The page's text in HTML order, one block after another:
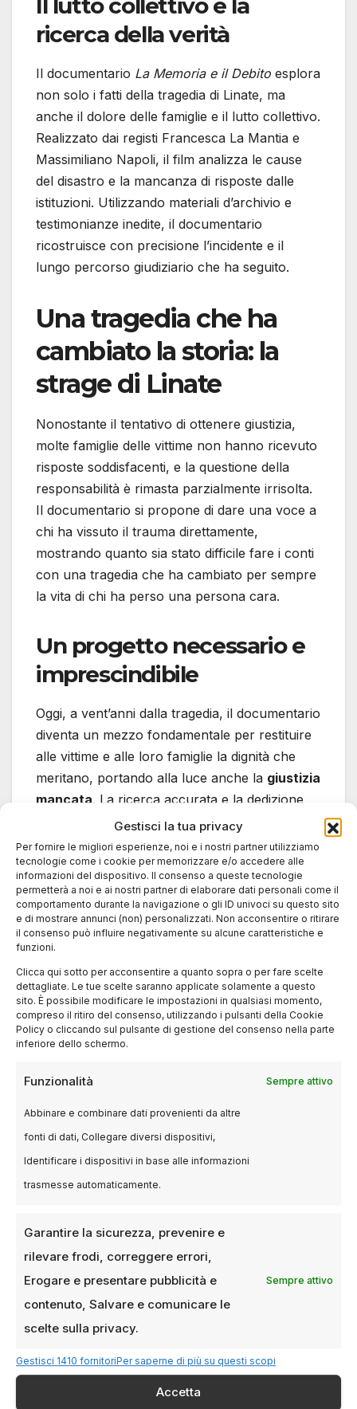
Gestisci la tua privacy
Per fornire le migliori esperienze, noi e i nostri partner utilizziamo
tecnologie come i cookie per memorizzare e/o accedere alle
informazioni del dispositivo. Il consenso a queste tecnologie
permetterà a noi e ai nostri partner di elaborare dati personali come il
comportamento durante la navigazione o gli ID univoci su questo sito
e di mostrare annunci (non) personalizzati. Non acconsentire o ritirare
il consenso può influire negativamente su alcune caratteristiche e
funzioni.
Clicca qui sotto per acconsentire a quanto sopra o per fare scelte
dettagliate. Le tue scelte saranno applicate solamente a questo
sito. È possibile modificare le impostazioni in qualsiasi momento,
compreso il ritiro del consenso, utilizzando i pulsanti della Cookie
Policy o cliccando sul pulsante di gestione del consenso nella parte
inferiore dello schermo.
Funzionalità Sempre attivo
Abbinare e combinare dati provenienti da altre
fonti di dati, Collegare diversi dispositivi,
Identificare i dispositivi in base alle informazioni
trasmesse automaticamente.
Garantire la sicurezza, prevenire e
rilevare frodi, correggere errori,
Erogare e presentare pubblicità e
contenuto, Salvare e comunicare le
scelte sulla privacy.
Sempre attivo
Gestisci 1410 fornitoriPer saperne di più su questi scopi
Accetta
ricerca della verità
Il documentario La Memoria e il Debito esplora
non solo i fatti della tragedia di Linate, ma
anche il dolore delle famiglie e il lutto collettivo.
Realizzato dai registi Francesca La Mantia e
Massimiliano Napoli, il film analizza le cause
del disastro e la mancanza di risposte dalle
istituzioni. Utilizzando materiali d’archivio e
testimonianze inedite, il documentario
ricostruisce con precisione l’incidente e il
lungo percorso giudiziario che ha seguito.
Una tragedia che ha
cambiato la storia: la
strage di Linate
Nonostante il tentativo di ottenere giustizia,
molte famiglie delle vittime non hanno ricevuto
risposte soddisfacenti, e la questione della
responsabilità è rimasta parzialmente irrisolta.
Il documentario si propone di dare una voce a
chi ha vissuto il trauma direttamente,
mostrando quanto sia stato difficile fare i conti
con una tragedia che ha cambiato per sempre
la vita di chi ha perso una persona cara.
Un progetto necessario e
imprescindibile
Oggi, a vent’anni dalla tragedia, il documentario
diventa un mezzo fondamentale per restituire
alle vittime e alle loro famiglie la dignità che
meritano, portando alla luce anche la giustizia
mancata. La ricerca accurata e la dedizione
del team di produzione rendono questo
progetto un’opera che non solo onora la
memoria di chi è scomparso, ma vuole anche
sollecitare una riflessione sulla gestione della
sicurezza e della responsabilità nell’ambito
dell’aviazione civile.
Un atto di giustizia
simbolica
In questo contesto, il documentario affronta
rispetto per le persone che sono state colpite
da questa tragedia.La Memoria e il Debito
diventa quindi un atto di giustizia simbolica, che
tenta di superare le incomprensioni e le lacune
Una campagna di raccolta
fondi per completarne la
realizzazione del
documentario sulla strage
di Linate
È stata avviata una campagna di raccolta fondi
su Produzioni dal Basso per completare il